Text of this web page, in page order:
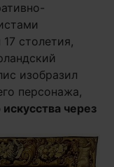
столетия,
изобразил
персонажа,
искусства через